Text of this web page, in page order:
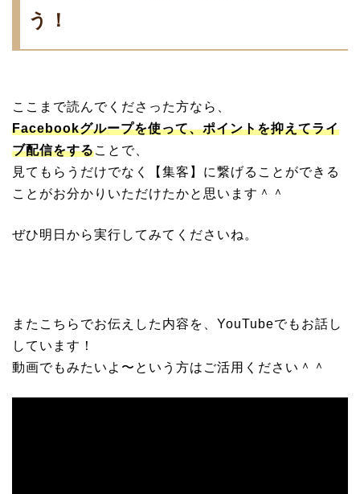
う！
ここまで読んでくださった方なら、
Facebookグループを使って、ポイントを抑えてライ
ブ配信をすることで、
見てもらうだけでなく【集客】に繋げることができる
ことがお分かりいただけたかと思います＾＾
ぜひ明日から実行してみてくださいね。
またこちらでお伝えした内容を、YouTubeでもお話し
しています！
動画でもみたいよ〜という方はご活用ください＾＾